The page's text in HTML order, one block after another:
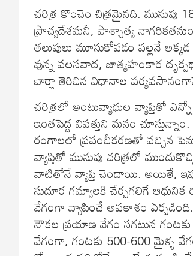
చరిత్ర కొంచెం చిత్రమైనది.
ప్రాచ్యదేశమనీ, పాశ్చాత్య
తలుపులు మూసుకోవడం వల్లనే
వున్న వలసవాద, జాత్యహంకార
బార్లా తెరిచిన విధానాల పర్యవసానంగానే
చరిత్రలో అంటువ్యాధుల వ్యాప్తితో
ఇంతపెద్ద విపత్తుని మనం
రంగాలలో ప్రపంచీకరణతో వచ్చిన
వ్యాప్తితో మునుపు చరిత్రలో
వాటితోనే వ్యాప్తి చెందాయి. అయితే,
సుదూర గమ్యాలకి చేర్చగలిగే
వేగంగా వ్యాపించే అవకాశం
నౌకల ప్రయాణ వేగం సగటున గంటకు
వేగంగా, గంటకు 500-600 మైళ్ళ